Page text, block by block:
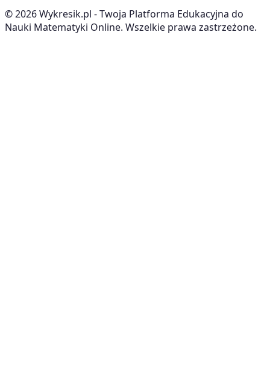
©2026Wykresik.pl - Twoja Platforma Edukacyjna do
Nauki Matematyki Online. Wszelkie prawa zastrzeżone.